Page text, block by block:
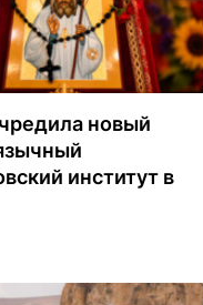
новый
институт в